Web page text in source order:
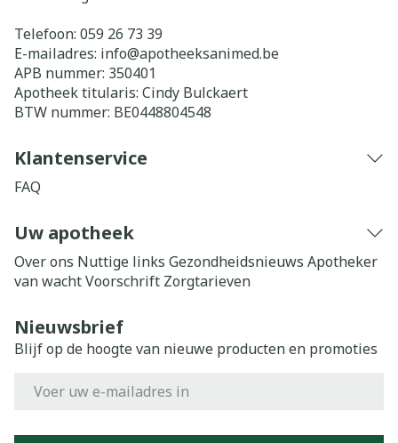
Telefoon: 059 26 73 39
E-mailadres: info@apotheeksanimed.be
APB nummer: 350401
Apotheek titularis: Cindy Bulckaert
BTW nummer: BE0448804548
Klantenservice
FAQ
Uw apotheek
Over ons Nuttige links Gezondheidsnieuws Apotheker
van wachtVoorschrift Zorgtarieven
Nieuwsbrief
Blijf op de hoogte van nieuwe producten en promoties